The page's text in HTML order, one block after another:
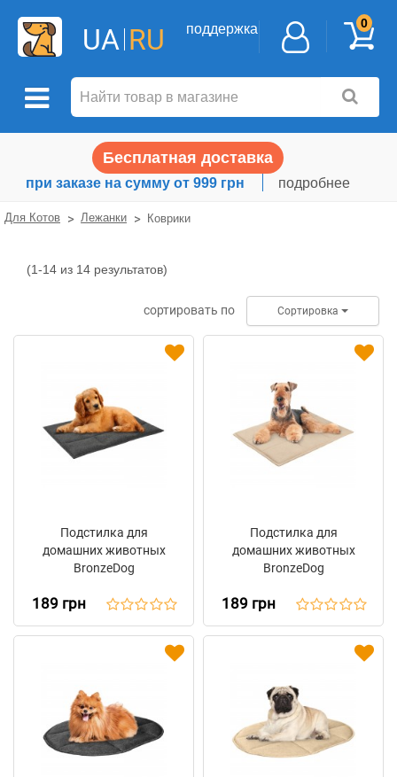
UA RU поддержка 0
Бесплатная доставка
при заказе на сумму от 999 грн подробнее
Для Котов Лежанки Коврики
Коврики
(1-14 из 14 результатов)
сортировать по Сортировка
Подстилка для
домашних животных
BronzeDog
189 грн
Подстилка для
домашних животных
BronzeDog
Бежевая
189 грн